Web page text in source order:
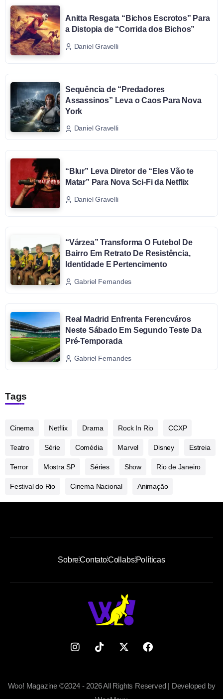
Anitta Resgata “Bichos Escrotos” Para
a Distopia de “Corrida dos Bichos”
Daniel Gravelli
Sequência de “Predadores
Assassinos” Leva o Caos Para Nova
York
Daniel Gravelli
“Blur” Leva Diretor de “Eles Vão te
Matar” Para Nova Sci-Fi da Netflix
Daniel Gravelli
“Várzea” Transforma O Futebol De
Bairro Em Retrato De Resistência,
Identidade E Pertencimento
Gabriel Fernandes
Real Madrid Enfrenta Ferencváros
Neste Sábado Em Segundo Teste Da
Pré-Temporada
Gabriel Fernandes
Tags
Cinema Netflix Drama Rock In Rio CCXP
Teatro Série Comédia Marvel Disney Estreia
Terror Mostra SP Séries Show Rio de Janeiro
Festival do Rio Cinema Nacional Animação
SobreContatoCollabsPolíticas
Woo! Magazine ©2024 - 2026 All Rights Reserved | Developed by